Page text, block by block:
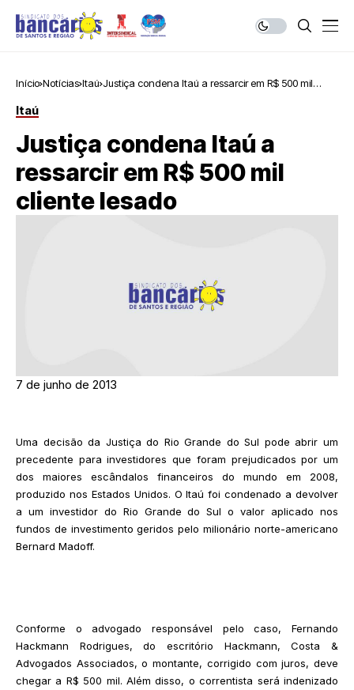
Início Notícias Itaú Justiça condena Itaú a ressarcir em R$ 500 mil
Itaú
Justiça condena Itaú a
ressarcir em R$ 500 mil
cliente lesado
7 de junho de 2013
Uma decisão da Justiça do Rio Grande do Sul pode abrir um
precedente para investidores que foram prejudicados por um
dos maiores escândalos financeiros do mundo em 2008,
produzido nos Estados Unidos. O Itaú foi condenado a devolver
a um investidor do Rio Grande do Sul o valor aplicado nos
fundos de investimento geridos pelo milionário norte-americano
Bernard Madoff.
Conforme o advogado responsável pelo caso, Fernando
Hackmann Rodrigues, do escritório Hackmann, Costa &
Advogados Associados, o montante, corrigido com juros, deve
chegar a R$ 500 mil. Além disso, o correntista será indenizado